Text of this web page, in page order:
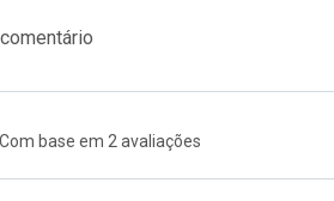
Com base em 2 avaliações